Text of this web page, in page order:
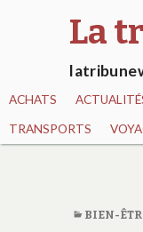
La
ACHATS
TRANSPORTS
BIEN-